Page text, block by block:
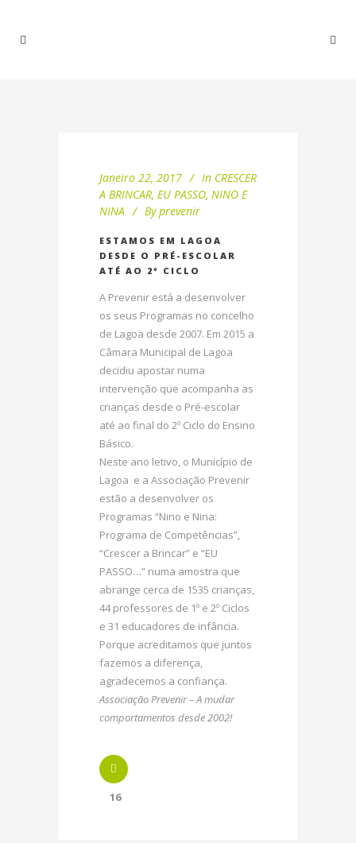
Janeiro 22, 2017 In CRESCER
A BRINCAR, EU PASSO, NINO E
NINA
By prevenir
ESTAMOS EM LAGOA
DESDE O PRÉ-ESCOLAR
ATÉ AO 2º CICLO
A Prevenir está a desenvolver
os seus Programas no concelho
de Lagoa desde 2007. Em 2015 a
Câmara Municipal de Lagoa
decidiu apostar numa
intervenção que acompanha as
crianças desde o Pré-escolar
até ao final do 2º Ciclo do Ensino
Básico.
Neste ano letivo, o Município de
Lagoa e a Associação Prevenir
estão a desenvolver os
Programas “Nino e Nina:
Programa de Competências”,
“Crescer a Brincar” e “EU
PASSO…” numa amostra que
abrange cerca de 1535 crianças,
44 professores de 1º e 2º Ciclos
e 31 educadores de infância.
Porque acreditamos que juntos
fazemos a diferença,
agradecemos a confiança.
Associação Prevenir – A mudar
comportamentos desde 2002!
16